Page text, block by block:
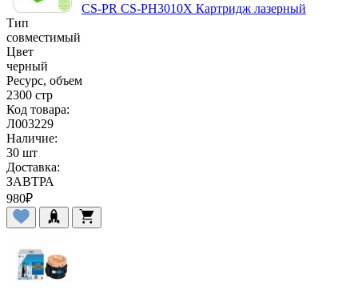
CS-PR CS-PH3010X Картридж лазерный
Тип
совместимый
Цвет
черный
Ресурс, объем
2300 стр
Код товара:
Л003229
Наличие:
30 шт
Доставка:
ЗАВТРА
980₽